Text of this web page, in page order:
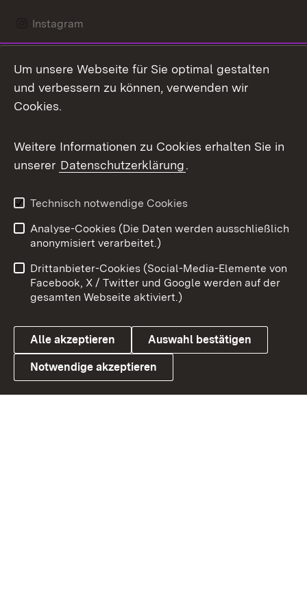
Instagram
Mastodon
Messenger
Social Wall
X / Twitter
Youtube
Link zum Landesportal
Benutzungshinweise
Barrierefreiheit
Datenschutz
Cookies
Um unsere Webseite für Sie optimal gestalten
und verbessern zu können, verwenden wir
Cookies.
Weitere Informationen zu Cookies erhalten Sie in
unserer Datenschutzerklärung.
Technisch notwendige Cookies
Analyse-Cookies (Die Daten werden ausschließlich
anonymisiert verarbeitet.)
Drittanbieter-Cookies (Social-Media-Elemente von
Facebook, X / Twitter und Google werden auf der
gesamten Webseite aktiviert.)
Alle akzeptieren Auswahl bestätigen
Notwendige akzeptieren